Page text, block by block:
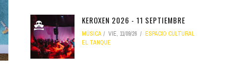
KEROXEN 2026 - 11 SEPTIEMBRE
MÚSICA VIE, 11/09/26
ESPACIO CULTURAL
EL TANQUE